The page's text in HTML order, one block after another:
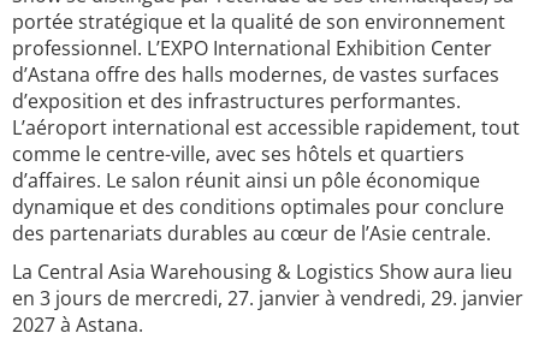
portée stratégique et la qualité de son environnement
professionnel. L’EXPO International Exhibition Center
d’Astana offre des halls modernes, de vastes surfaces
d’exposition et des infrastructures performantes.
L’aéroport international est accessible rapidement, tout
comme le centre-ville, avec ses hôtels et quartiers
d’affaires. Le salon réunit ainsi un pôle économique
dynamique et des conditions optimales pour conclure
des partenariats durables au cœur de l’Asie centrale.
La Central Asia Warehousing & Logistics Show aura lieu
en 3 jours de mercredi, 27. janvier à vendredi, 29. janvier
2027 à Astana.